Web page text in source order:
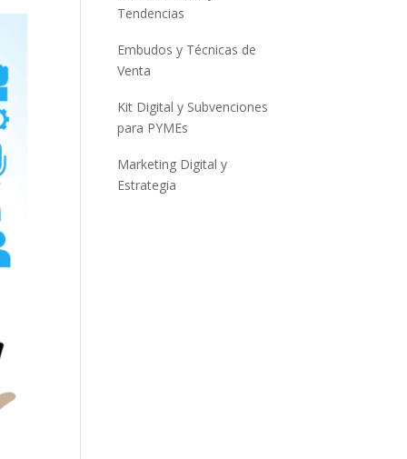
Tendencias
Embudos y Técnicas de
Venta
Kit Digital y Subvenciones
para PYMEs
Marketing Digital y
Estrategia